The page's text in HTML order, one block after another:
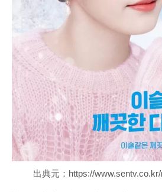
出典元：https://